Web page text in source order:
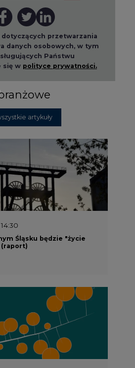
przetwarzania
danych osobowych, w tym
Państwu
się w polityce prywatności.
artykuły
Śląsku będzie "życie